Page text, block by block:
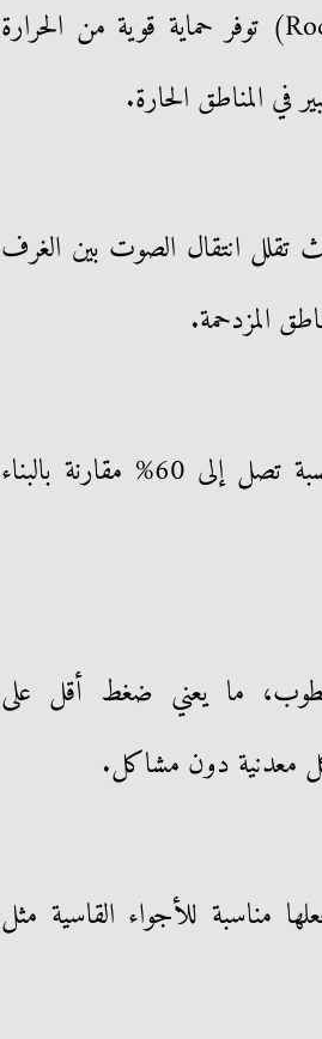
الطبقة العازلة الداخلية (PU أو PIR أو Rockwool) توفر حماية قوية من الحرارة
في المناطق الحارة.
انتقال الصوت بين الغرف
المزدحمة.
الألواح جاهزة للتركيب، مما يقلل وقت التنفيذ بنسبة تصل إلى 60% مقارنة بالبناء
ما يعني ضغط أقل على
معدنية دون مشاكل.
مناسبة للأجواء القاسية مثل